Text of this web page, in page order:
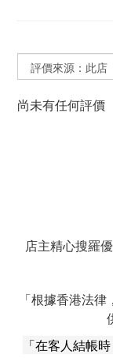
尚未有任何評價
店主精心搜羅
「根據香港法
「在客人結帳